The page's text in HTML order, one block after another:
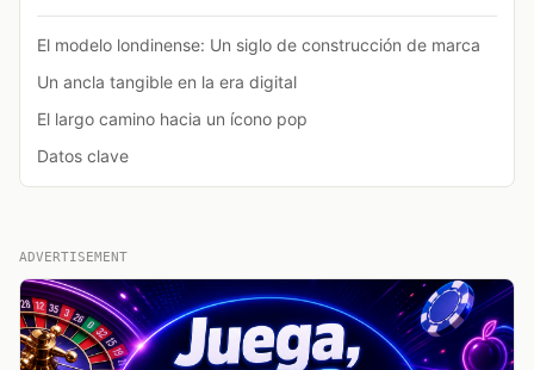
El modelo londinense: Un siglo de construcción de marca
Un ancla tangible en la era digital
El largo camino hacia un ícono pop
Datos clave
ADVERTISEMENT